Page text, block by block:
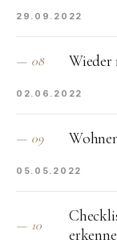
29.09.2022
— 08 Wieder
02.06.2022
— 09
05.05.2022
— 10